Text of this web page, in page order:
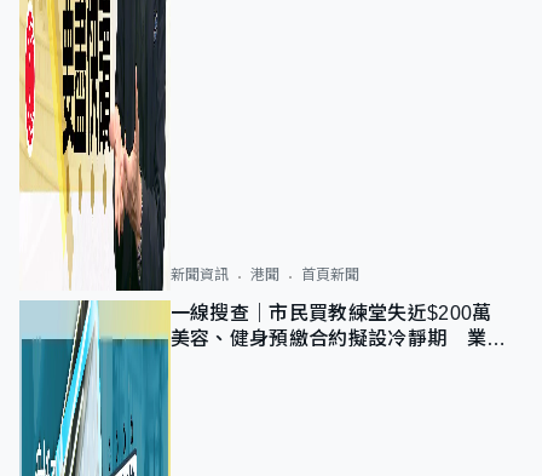
新聞資訊 港聞 首頁新聞
一線搜查｜市民買教練堂失近$200萬
美容、健身預繳合約擬設冷靜期 業界